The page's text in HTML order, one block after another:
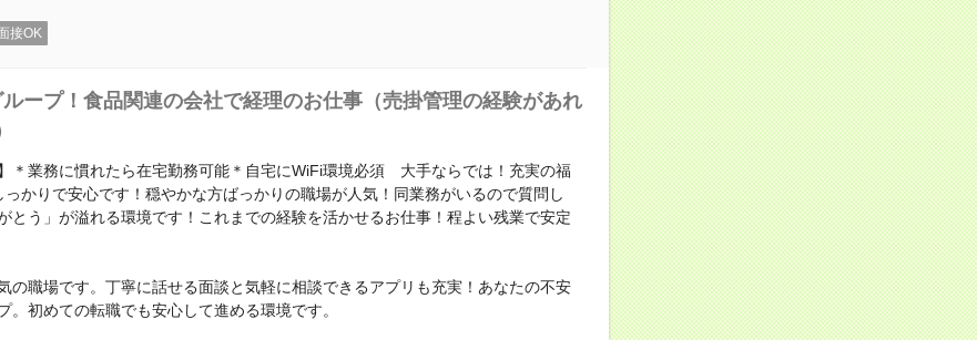
接OK
ープ！食品関連の会社で経理のお仕事（売掛管理の経験があれ
】＊業務に慣れたら在宅勤務可能＊自宅にWiFi環境必須 大手ならでは！充実の福
かりで安心です！穏やかな方ばっかりの職場が人気！同業務がいるので質問し
とう」が溢れる環境です！これまでの経験を活かせるお仕事！程よい残業で安定
の職場です。丁寧に話せる面談と気軽に相談できるアプリも充実！あなたの不安
。初めての転職でも安心して進める環境です。